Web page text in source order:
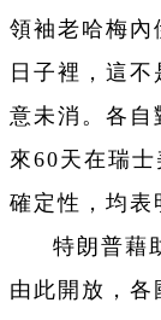
領袖老哈梅內
日子裡，這
意未消。各自
來60天在瑞
確定性，均表
特朗普藉
由此開放，各